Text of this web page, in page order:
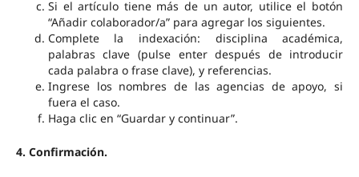
Si el artículo tiene más de un autor, utilice el botón
“Añadir colaborador/a” para agregar los siguientes.
Complete la indexación: disciplina académica,
palabras clave (pulse enter después de introducir
cada palabra o frase clave), y referencias.
Ingrese los nombres de las agencias de apoyo, si
fuera el caso.
Haga clic en “Guardar y continuar”.
4. Confirmación.